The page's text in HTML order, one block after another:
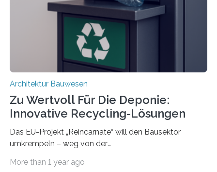
Bauteilen mit unterschiedlicher Lebensdauer, bei denen
irreversible Verbindungen den Austausch üblicherweise
erschweren. Hierzu untersuchten die Forschenden zwei
unterschiedliche Zugänge. Einerseits klebten sie…
Architektur Bauwesen
Zu Wertvoll Für Die Deponie:
Innovative Recycling-Lösungen
Das EU-Projekt „Reincarnate“ will den Bausektor
umkrempeln – weg von der
Kreislaufwirtschaft Bei dem schwedischen
More than 1 year ago